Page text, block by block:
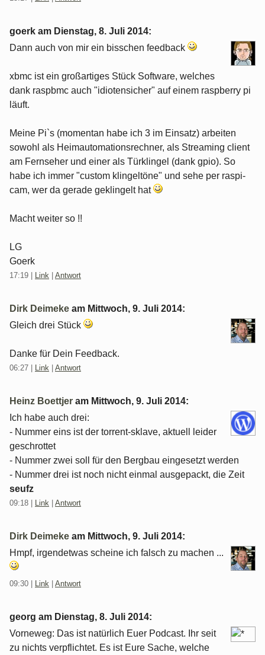
goerk am Dienstag, 8. Juli 2014:
Dann auch von mir ein bisschen feedback
xbmc ist ein großartiges Stück Software, welches
dank raspbmc auch "idiotensicher" auf einem raspberry pi
läuft.
Meine Pi`s (momentan habe ich 3 im Einsatz) arbeiten
sowohl als Heimautomationsrechner, als Streaming client
am Fernseher und einer als Türklingel (dank gpio). So
habe ich immer "custom klingeltöne" und sehe per raspi-
cam, wer da gerade geklingelt hat
Macht weiter so !!
LG
Goerk
17:19 Link Antwort
Dirk Deimeke am Mittwoch, 9. Juli 2014:
Gleich drei Stück
Danke für Dein Feedback.
06:27 Link Antwort
Heinz Boettjer am Mittwoch, 9. Juli 2014:
Ich habe auch drei:
- Nummer eins ist der torrent-sklave, aktuell leider
geschrottet
- Nummer zwei soll für den Bergbau eingesetzt werden
- Nummer drei ist noch nicht einmal ausgepackt, die Zeit
seufz
09:18 Link Antwort
Dirk Deimeke am Mittwoch, 9. Juli 2014:
Hmpf, irgendetwas scheine ich falsch zu machen ...
09:30 Link Antwort
georg am Dienstag, 8. Juli 2014:
Vorneweg: Das ist natürlich Euer Podcast. Ihr seit
zu nichts verpflichtet. Es ist Eure Sache, welche